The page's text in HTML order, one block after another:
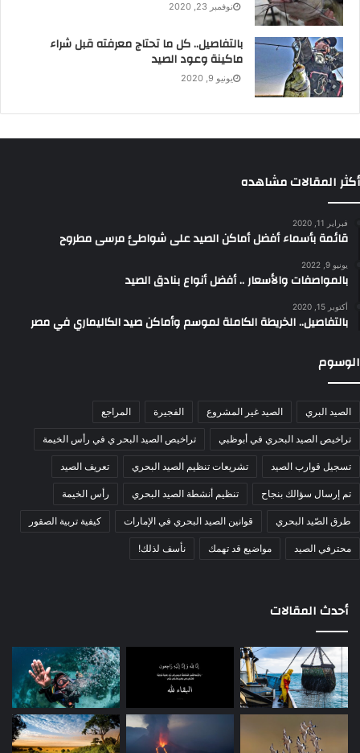
نوفمبر 23, 2020
بالتفاصيل.. كل ما تحتاج معرفته قبل شراء
ماكينة وعود الصيد
يونيو 9, 2020
أكثر المقالات مشاهده
فبراير 11, 2020
قائمة بأسماء أفضل أماكن الصيد على شواطئ مرسى مطروح
يونيو 9, 2022
بالمواصفات والأسعار .. أفضل أنواع بنادق الصيد
أكتوبر 15, 2020
بالتفاصيل.. الخريطة الكاملة لموسم وأماكن صيد الكاليماري في مصر
الوسوم
الصيد البري الصيد غير المشروع الفجيرة المراجع
تراخيص الصيد البحري في أبوظبي تراخيص الصيد البحر ي في رأس الخيمة
تسجيل قوارب الصيد تشريعات تنظيم الصيد البحري تعريف الصيد
تم إرسال سؤالك بنجاح تنظيم أنشطة الصيد البحري رأس الخيمة
طرق الصّيد البحري قوانين الصيد البحري في الإمارات كيفية تربية الصقور
محترفي الصيد مواضيع قد تهمك نأسف لذلك!
أحدث المقالات